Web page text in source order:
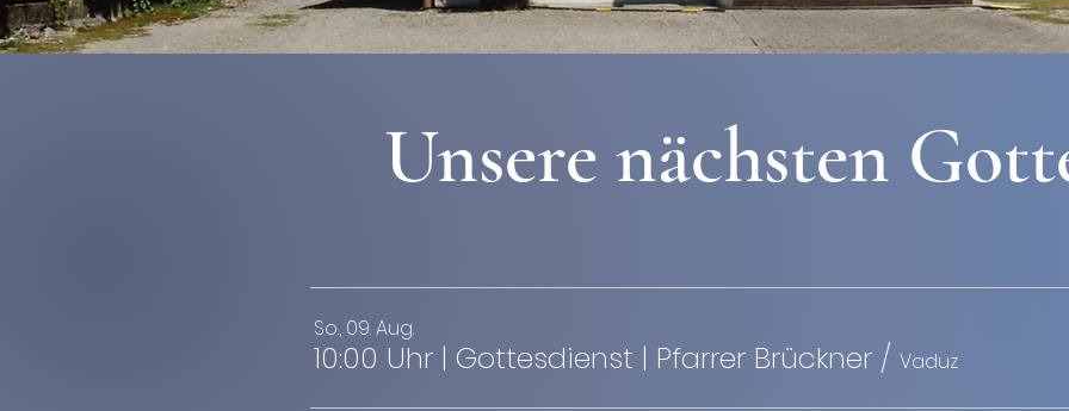
Unsere nächsten
So., 09. Aug.
10:00 Uhr | Gottesdienst | Pfarrer Brückner / Vaduz